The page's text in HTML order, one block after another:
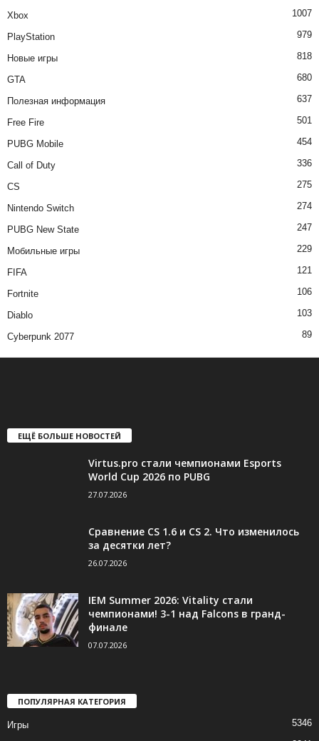
Xbox 1007
PlayStation 979
Новые игры 818
GTA 680
Полезная информация 637
Free Fire 501
PUBG Mobile 454
Call of Duty 336
CS 275
Nintendo Switch 274
PUBG New State 247
Мобильные игры 229
FIFA 121
Fortnite 106
Diablo 103
Cyberpunk 2077 89
ЕЩЁ БОЛЬШЕ НОВОСТЕЙ
Virtus.pro стали чемпионами Esports
World Cup 2026 по PUBG
27.07.2026
Сравнение CS 1.6 и CS 2. Что изменилось
за десятки лет?
26.07.2026
IEM Summer 2026: Vitality стали
чемпионами! 3-1 над Falcons в гранд-
финале
07.07.2026
ПОПУЛЯРНАЯ КАТЕГОРИЯ
Игры 5346